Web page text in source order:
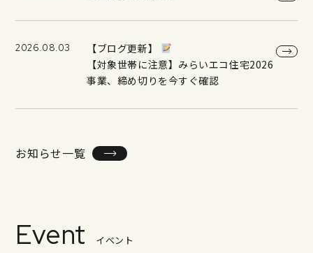
2026.08.03
【ブログ更新】
【対象世帯に注意】みらいエコ住宅2026
事業、締め切りを今すぐ確認
お知らせ一覧
Event イベント